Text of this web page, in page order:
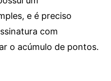
e é preciso
com
o acúmulo de pontos.